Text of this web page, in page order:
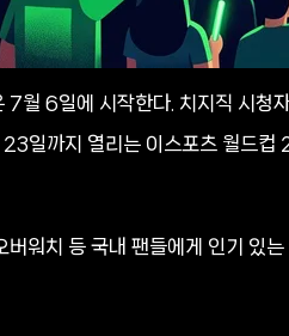
월 6일에 시작한다. 치지직 시청
일까지 열리는 이스포츠 월
워치 등 국내 팬들에게 인기 있